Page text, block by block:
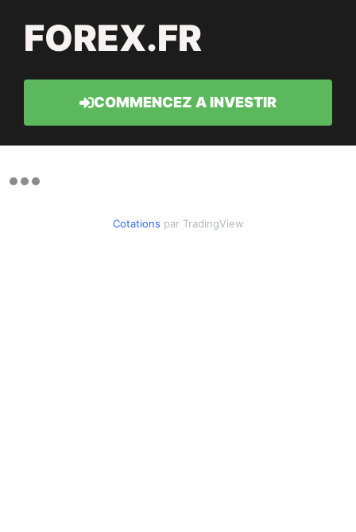
FOREX.FR
COMMENCEZ A INVESTIR
Cotations par TradingView